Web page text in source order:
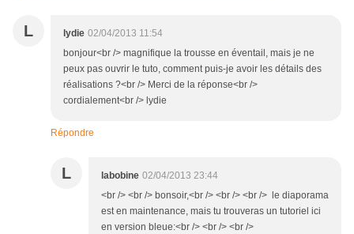
L lydie 02/04/2013 11:54
bonjour<br /> magnifique la trousse en éventail, mais je ne
peux pas ouvrir le tuto, comment puis-je avoir les détails des
réalisations ?<br /> Merci de la réponse<br />
cordialement<br /> lydie
Répondre
L labobine 02/04/2013 23:44
<br /> <br /> bonsoir,<br /> <br /> <br /> le diaporama
est en maintenance, mais tu trouveras un tutoriel ici
en version bleue:<br /> <br /> <br />